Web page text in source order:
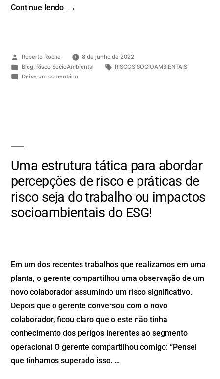
Continue lendo
Roberto Roche
8 de junho de 2022
Blog, Risco SocioAmbiental
RISCOS SOCIOAMBIENTAIS
Deixe um comentário
Uma estrutura tática para abordar
percepções de risco e práticas de
risco seja do trabalho ou impactos
socioambientais do ESG!
Em um dos recentes trabalhos que realizamos em uma
planta, o gerente compartilhou uma observação de um
novo colaborador assumindo um risco significativo.
Depois que o gerente conversou com o novo
colaborador, ficou claro que o este não tinha
conhecimento dos perigos inerentes ao segmento
operacional O gerente compartilhou comigo: “Pensei
que tínhamos superado isso. …